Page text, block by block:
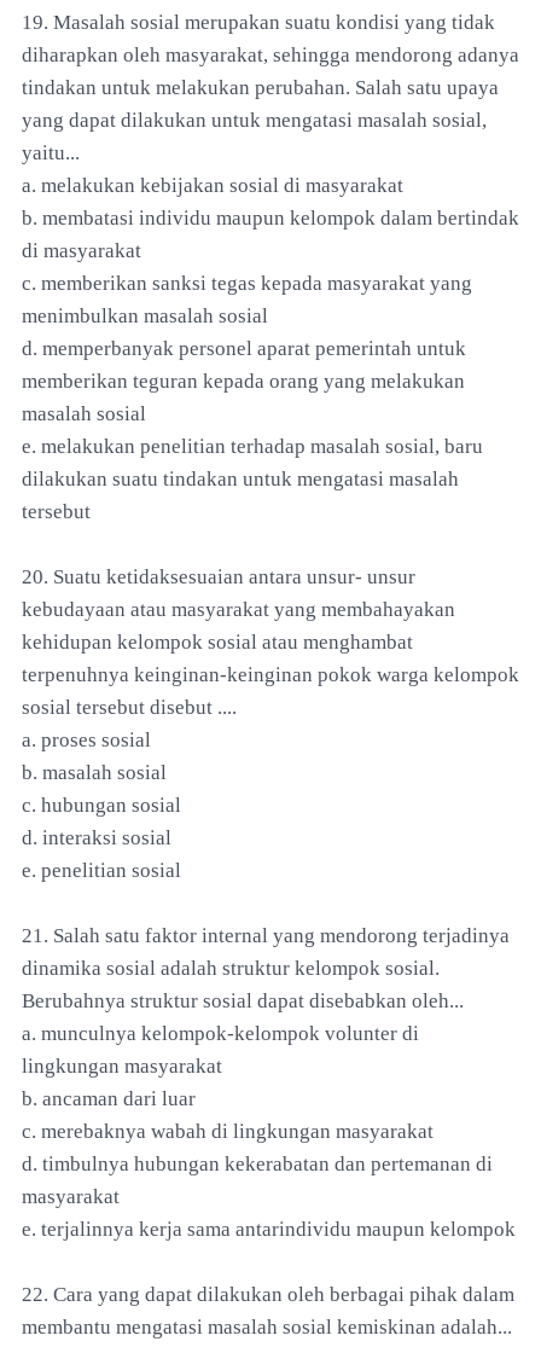
19. Masalah sosial merupakan suatu kondisi yang tidak
diharapkan oleh masyarakat, sehingga mendorong adanya
tindakan untuk melakukan perubahan. Salah satu upaya
yang dapat dilakukan untuk mengatasi masalah sosial,
yaitu...
a. melakukan kebijakan sosial di masyarakat
b. membatasi individu maupun kelompok dalam bertindak
di masyarakat
c. memberikan sanksi tegas kepada masyarakat yang
menimbulkan masalah sosial
d. memperbanyak personel aparat pemerintah untuk
memberikan teguran kepada orang yang melakukan
masalah sosial
e. melakukan penelitian terhadap masalah sosial, baru
dilakukan suatu tindakan untuk mengatasi masalah
tersebut
20. Suatu ketidaksesuaian antara unsur- unsur
kebudayaan atau masyarakat yang membahayakan
kehidupan kelompok sosial atau menghambat
terpenuhnya keinginan-keinginan pokok warga kelompok
sosial tersebut disebut ....
a. proses sosial
b. masalah sosial
c. hubungan sosial
d. interaksi sosial
e. penelitian sosial
21. Salah satu faktor internal yang mendorong terjadinya
dinamika sosial adalah struktur kelompok sosial.
Berubahnya struktur sosial dapat disebabkan oleh...
a. munculnya kelompok-kelompok volunter di
lingkungan masyarakat
b. ancaman dari luar
c. merebaknya wabah di lingkungan masyarakat
d. timbulnya hubungan kekerabatan dan pertemanan di
masyarakat
e. terjalinnya kerja sama antarindividu maupun kelompok
22. Cara yang dapat dilakukan oleh berbagai pihak dalam
membantu mengatasi masalah sosial kemiskinan adalah...